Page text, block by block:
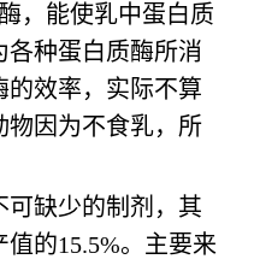
，能使乳中蛋白质
种蛋白质酶所消
的效率，实际不算
物因为不食乳，所
缺少的制剂，其
的15.5%。主要来